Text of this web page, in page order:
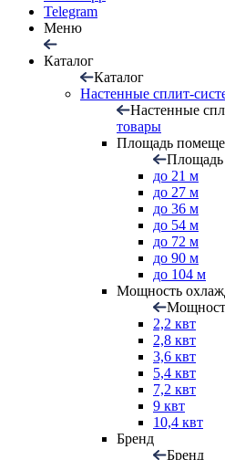
Telegram
Меню
Каталог
Каталог
Настенные сплит-
Настенные
товары
Площадь
до 21 м
до 27 м
до 36 м
до 54 м
до 72 м
до 90 м
до 104 м
Мощность
2,2 квт
2,8 квт
3,6 квт
5,4 квт
7,2 квт
9 квт
10,4 квт
Бренд
Бренд